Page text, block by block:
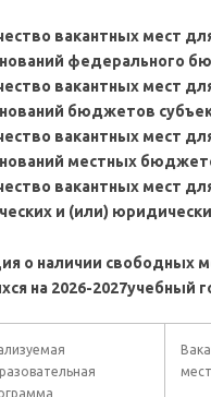
вакантных мест
федерального
вакантных мест
бюджетов
вакантных мест
местных
вакантных мест
и (или)
о наличии свободных
на 2026-2027учебный